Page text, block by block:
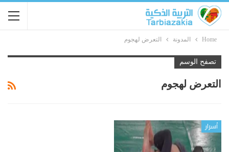
Home المدونة التعرض لهجوم
تصفح الوسم
التعرض لهجوم
أسرار